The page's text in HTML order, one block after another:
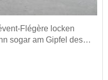
Flégère locken
sogar am Gipfel des…